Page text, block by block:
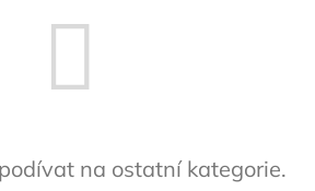
Časté
na ostatní kategorie.